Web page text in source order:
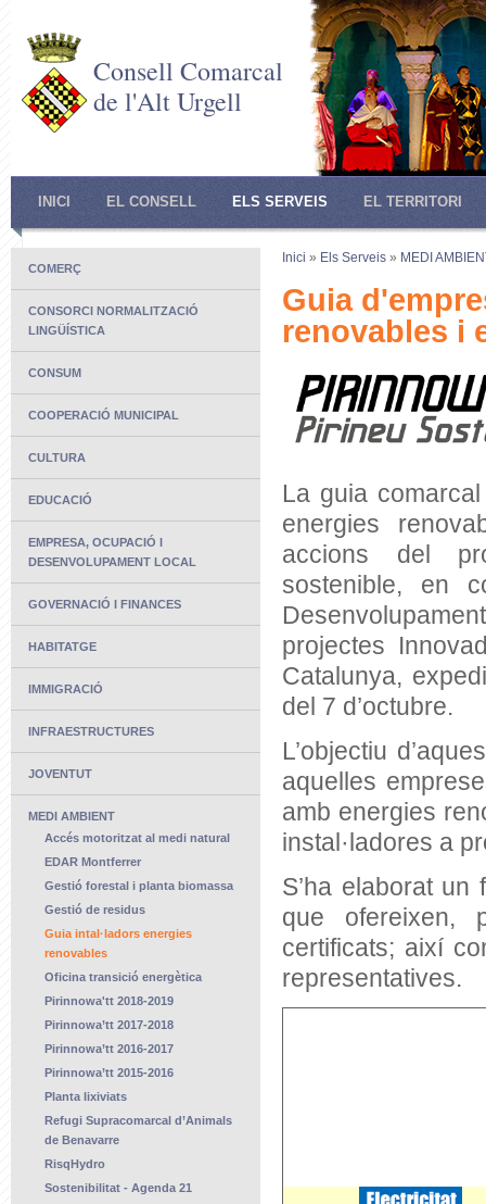
Consell Comarcal
de l'Alt Urgell
INICI EL CONSELL ELS SERVEIS EL TERRITORI
COMERÇ
CONSORCI NORMALITZACIÓ
LINGÜÍSTICA
CONSUM
COOPERACIÓ MUNICIPAL
CULTURA
EDUCACIÓ
EMPRESA, OCUPACIÓ I
DESENVOLUPAMENT LOCAL
GOVERNACIÓ I FINANCES
HABITATGE
IMMIGRACIÓ
INFRAESTRUCTURES
JOVENTUT
MEDI AMBIENT
Accés motoritzat al medi natural
EDAR Montferrer
Gestió forestal i planta biomassa
Gestió de residus
Guia intal·ladors energies
renovables
Oficina transició energètica
Pirinnowa'tt 2018-2019
Pirinnowa’tt 2017-2018
Pirinnowa’tt 2016-2017
Pirinnowa’tt 2015-2016
Planta lixiviats
Refugi Supracomarcal d’Animals
de Benavarre
RisqHydro
Sostenibilitat - Agenda 21
Inici » Els Serveis » MEDI
Guia
renovables i
La guia comarcal
energies
accions del
sostenible, en
projectes
Catalunya,
del 7 d’octubre.
L’objectiu
aquelles
amb energies
instal·ladores a
S’ha elaborat
que ofereixen,
certificats; així
representatives.